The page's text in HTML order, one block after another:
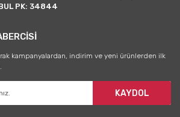
PK: 34844
kampanyalardan, indirim ve yeni ürünlerden ilk
KAYDOL